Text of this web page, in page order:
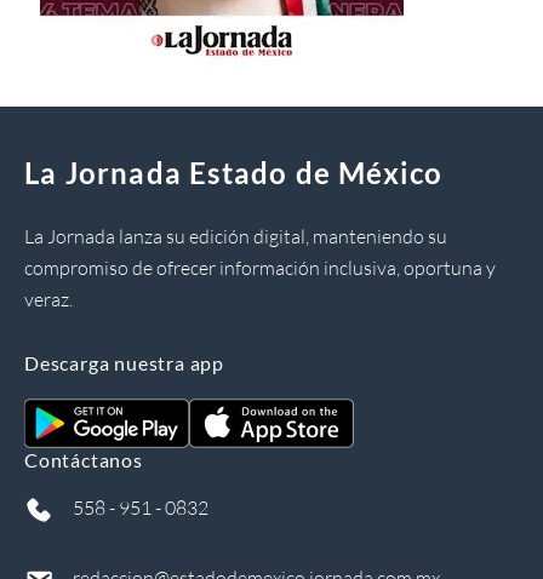
La Jornada Estado de México
La Jornada lanza su edición digital, manteniendo su
compromiso de ofrecer información inclusiva, oportuna y
veraz.
Descarga nuestra app
Contáctanos
558 - 951 - 0832